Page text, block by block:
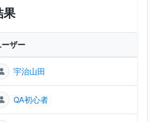
果
ザー
宇治山田
QA初心者